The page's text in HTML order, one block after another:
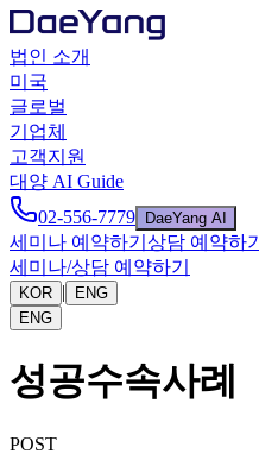
법인 소개
미국
글로벌
기업체
고객지원
대양 AI Guide
02-556-7779
DaeYang AI
세미나 예약하기 상담 예약하기
세미나/상담 예약하기
KOR |
ENG
ENG
성공수속사례
POST